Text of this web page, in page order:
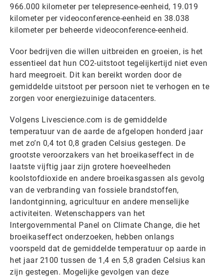
966.000 kilometer per telepresence-eenheid, 19.019
kilometer per videoconference-eenheid en 38.038
kilometer per beheerde videoconference-eenheid.
Voor bedrijven die willen uitbreiden en groeien, is het
essentieel dat hun CO2-uitstoot tegelijkertijd niet even
hard meegroeit. Dit kan bereikt worden door de
gemiddelde uitstoot per persoon niet te verhogen en te
zorgen voor energiezuinige datacenters.
Volgens Livescience.com is de gemiddelde
temperatuur van de aarde de afgelopen honderd jaar
met zo’n 0,4 tot 0,8 graden Celsius gestegen. De
grootste veroorzakers van het broeikaseffect in de
laatste vijftig jaar zijn grotere hoeveelheden
koolstofdioxide en andere broeikasgassen als gevolg
van de verbranding van fossiele brandstoffen,
landontginning, agricultuur en andere menselijke
activiteiten. Wetenschappers van het
Intergovernmental Panel on Climate Change, die het
broeikaseffect onderzoeken, hebben onlangs
voorspeld dat de gemiddelde temperatuur op aarde in
het jaar 2100 tussen de 1,4 en 5,8 graden Celsius kan
zijn gestegen. Mogelijke gevolgen van deze